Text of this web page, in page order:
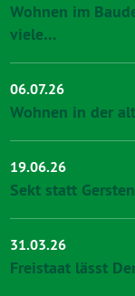
Wohnen im
viele…
06.07.26
Wohnen in der
19.06.26
Sekt statt
31.03.26
Freistaat lässt